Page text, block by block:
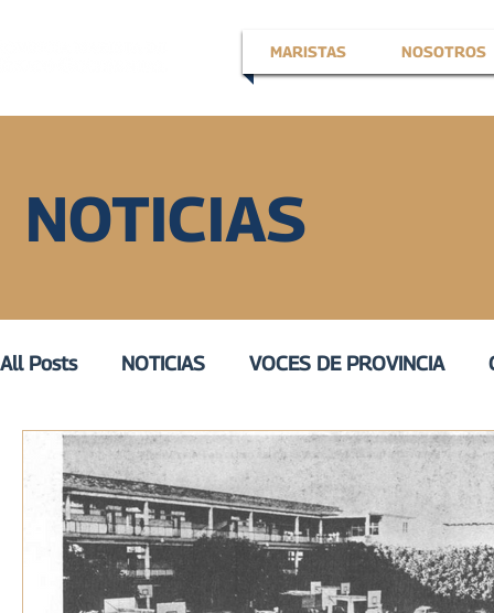
MARISTAS NOSOTROS
NOTICIAS
All Posts NOTICIAS VOCES DE PROVINCIA
EN LA VOZ DE VOZ ACTIVA III VOZ
VOZ EXPERTA AÑO JUBILAR MARISTA